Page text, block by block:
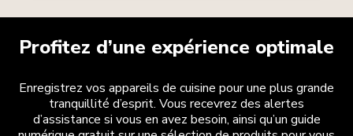
Profitez d’une expérience optimale
Enregistrez vos appareils de cuisine pour une plus grande
tranquillité d’esprit. Vous recevrez des alertes
d’assistance si vous en avez besoin, ainsi qu’un guide